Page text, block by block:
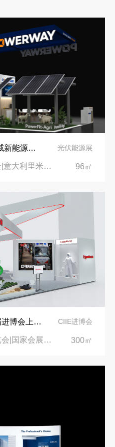
意大利展台设计搭建-保威新能源在意大利里米尼会展中心推出最新产品-中励展览设计策划公司 光伏能源展
意大利可再生能源展览会|意大利里米尼会展中心 96㎡
埃克森美孚公司在第三届进博会上展示非凡的展台搭建设计 CIIE进博会
第三届中国国际进口博览会|国家会展中心 300㎡